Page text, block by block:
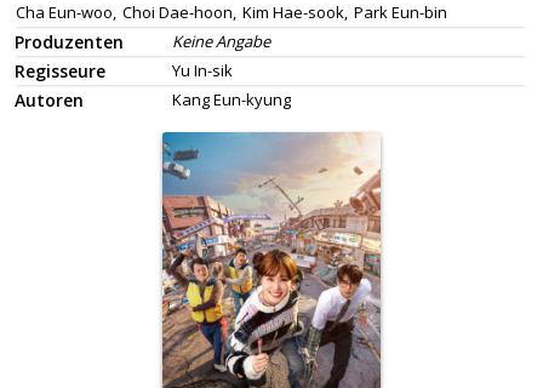
Cha Eun-woo, Choi Dae-hoon, Kim Hae-sook, Park Eun-bin
Produzenten Keine Angabe
Regisseure Yu In-sik
Autoren Kang Eun-kyung